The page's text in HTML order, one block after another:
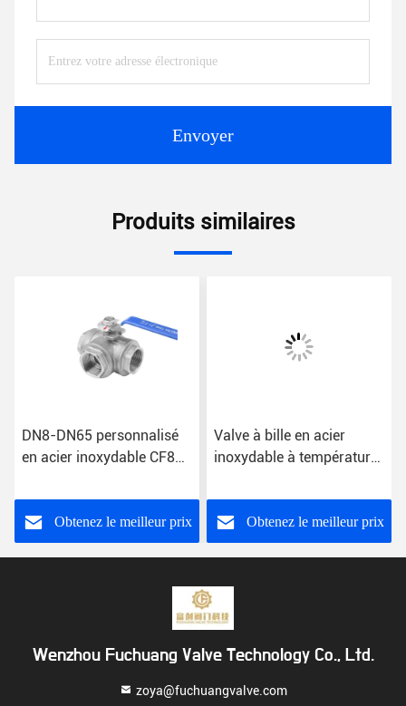
Envoyer
Produits similaires
DN8-DN65 personnalisé
en acier inoxydable CF8
Valve à bille à trois voies
Obtenez le meilleur prix
Valve à bille en acier
inoxydable à température
Obtenez le meilleur prix
Wenzhou Fuchuang Valve Technology Co., Ltd.
zoya@fuchuangvalve.com